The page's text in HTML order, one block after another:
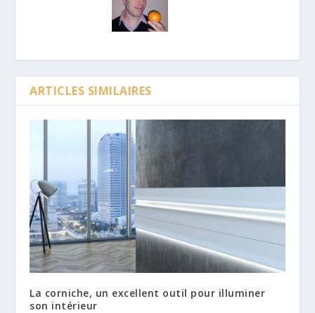
ARTICLES SIMILAIRES
La corniche, un excellent outil pour illuminer
son intérieur